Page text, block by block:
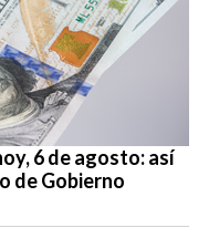
6 de agosto: así
de Gobierno